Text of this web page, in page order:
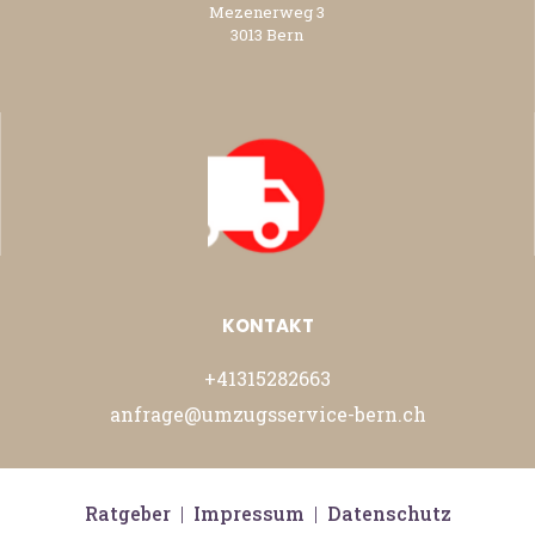
Mezenerweg 3
3013 Bern
KONTAKT
+41315282663
anfrage@umzugsservice-bern.ch
Ratgeber| Impressum | Datenschutz